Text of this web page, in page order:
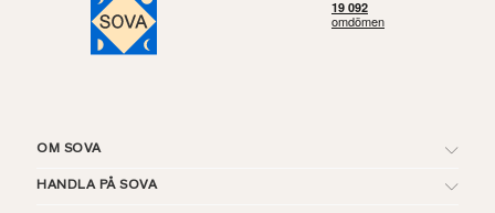
OM SOVA
HANDLA PÅ SOVA